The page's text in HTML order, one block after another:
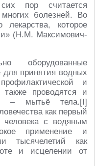
пор считается
болезней. Во
лекарства, которое
(Н.М. Максимович-
оборудованные
принятия водных
и
проводятся и
– мытьё тела.[I]
как первый
с водяным
применение и
тысячелетий как
и исцелении от